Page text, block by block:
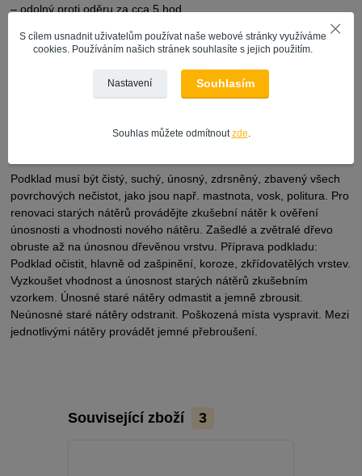
– odolný proti oděru za cca 5 hod.
– proschlý za cca 1–2 dny
Offenporig Pro-Décor nedoporučujeme používat k
pitnou vodou, k nátěrům dětského nábytku a hraček. Všeobecné
Podklad musí být čistý, suchý, únosný, zdrsněný, zbavený všech
povrchových nečistot, jako jsou např. mastnota, vosk, politura. Pro
renovaci starých nátěrů provádějte zkušební nátěr k ověření
únosnosti a vhodnosti nového nátěru. Zašedlé a zvětralé dřevo
obruste až na únosnou dřevěnou vrstvu. Příprava podkladu:
Podklad očistit, hlavně od zašpinění, koroze, zkřídovatělých vrstev.
Vyzkoušet vhodnost a únosnost starých nátěrů zkušebním
vzorkem. Únosné staré nátěry odmastit a jemně zbrousit.
Neúnosné staré nátěry odstranit. Poškozená místa vyspravit. Mezi
jednotlivými nátěry provádět jemné přebroušení.
Související zboží 3
S cílem usnadnit uživatelům používat naše webové stránky využíváme
cookies. Používáním našich stránek souhlasíte s jejich použitím.
Nastavení Souhlasím
Souhlas můžete odmítnout zde